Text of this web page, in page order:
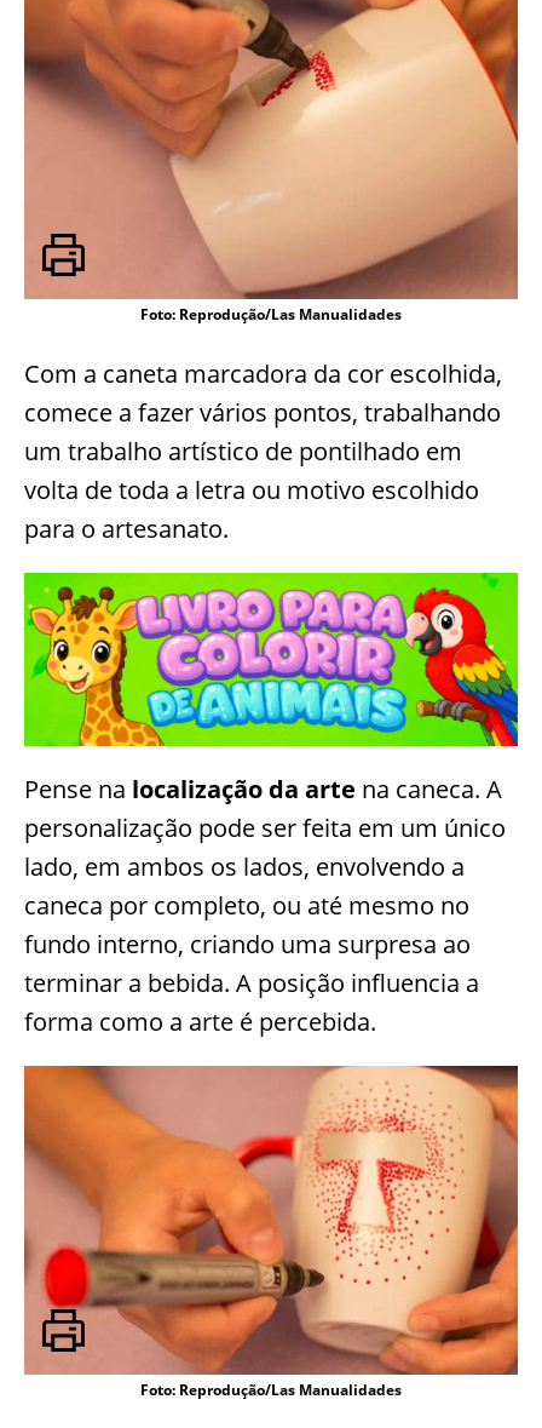
Foto: Reprodução/Las Manualidades
Com a caneta marcadora da cor escolhida,
comece a fazer vários pontos, trabalhando
um trabalho artístico de pontilhado em
volta de toda a letra ou motivo escolhido
para o artesanato.
Pense na localização da arte na caneca. A
personalização pode ser feita em um único
lado, em ambos os lados, envolvendo a
caneca por completo, ou até mesmo no
fundo interno, criando uma surpresa ao
terminar a bebida. A posição influencia a
forma como a arte é percebida.
Foto: Reprodução/Las Manualidades